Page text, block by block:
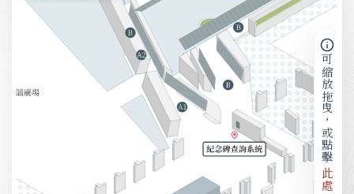
可縮放拖曳，或點擊
此處